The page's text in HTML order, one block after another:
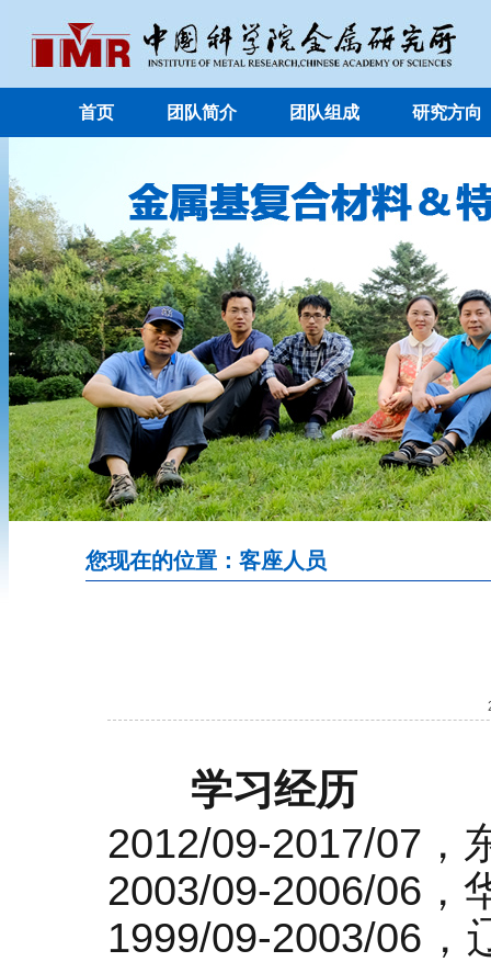
首页 团队简介 团队组成 研究方向
您现在的位置：客座人员
学习经历
2012/09-2017/07，
2003/09-2006/06，
1999/09-2003/06